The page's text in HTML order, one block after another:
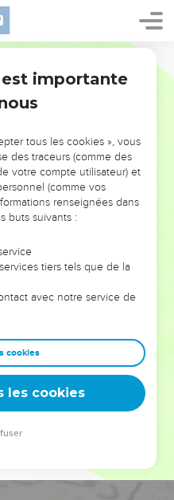
L’ÉVÉNEMENT
!
VOUS ÉVITER LES
?
moins les doutes, les erreurs
alors même que ce
façonnés.
et responsables
afin que leurs erreurs
guidiez un ministère, une
leur expérience est faite
importante
tous les cookies », vous
des traceurs (comme des
votre compte utilisateur) et
(comme vos
renseignées dans
buts suivants :
tiers tels que de la
avec notre service de
cookies
les cookies